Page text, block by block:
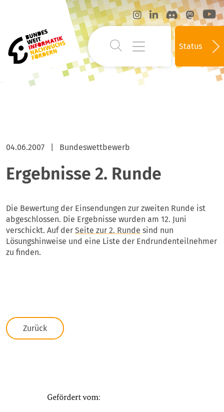
Status
04.06.2007 Bundeswettbewerb
Ergebnisse 2. Runde
Die Bewertung der Einsendungen zur zweiten Runde ist
abgeschlossen. Die Ergebnisse wurden am 12. Juni
verschickt. Auf der Seite zur 2. Runde sind nun
Lösungshinweise und eine Liste der Endrundenteilnehmer
zu finden.
Zurück